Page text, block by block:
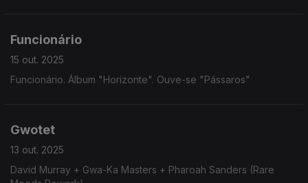
Funcionário
15 out. 2025
Funcionário. Álbum "Horizonte". Ouve-se "Pássaros"
Gwotet
13 out. 2025
David Murray + Gwa-Ka Masters + Pharoah Sanders (Rare